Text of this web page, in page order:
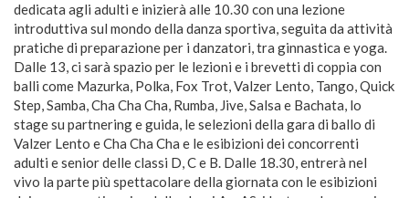
dedicata agli adulti e inizierà alle 10.30 con una lezione
introduttiva sul mondo della danza sportiva, seguita da attività
pratiche di preparazione per i danzatori, tra ginnastica e yoga.
Dalle 13, ci sarà spazio per le lezioni e i brevetti di coppia con
balli come Mazurka, Polka, Fox Trot, Valzer Lento, Tango, Quick
Step, Samba, Cha Cha Cha, Rumba, Jive, Salsa e Bachata, lo
stage su partnering e guida, le selezioni della gara di ballo di
Valzer Lento e Cha Cha Cha e le esibizioni dei concorrenti
adulti e senior delle classi D, C e B. Dalle 18.30, entrerà nel
vivo la parte più spettacolare della giornata con le esibizioni